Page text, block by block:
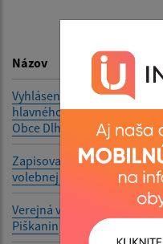
Filtrovať
Názov
Vyhlásenie voľby
hlavného kontrolóra
Obce Dlhé nad Cirochou
Zapisovateľka miestnej
volebnej komisie
Verejná vyhláška - Martin
Piškanin